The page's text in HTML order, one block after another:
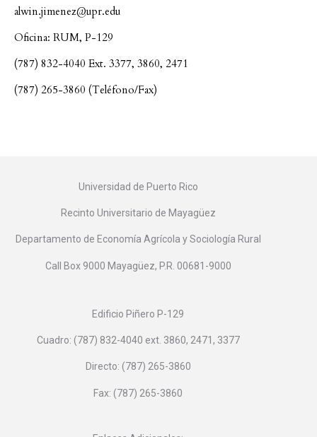
alwin.jimenez@upr.edu
Oficina: RUM, P-129
(787) 832-4040 Ext. 3377, 3860, 2471
(787) 265-3860 (Teléfono/Fax)
Universidad de Puerto Rico
Recinto Universitario de Mayagüez
Departamento de Economía Agrícola y Sociología Rural
Call Box 9000 Mayagüez, P.R. 00681-9000
Edificio Piñero P-129
Cuadro: (787) 832-4040 ext. 3860, 2471, 3377
Directo: (787) 265-3860
Fax: (787) 265-3860